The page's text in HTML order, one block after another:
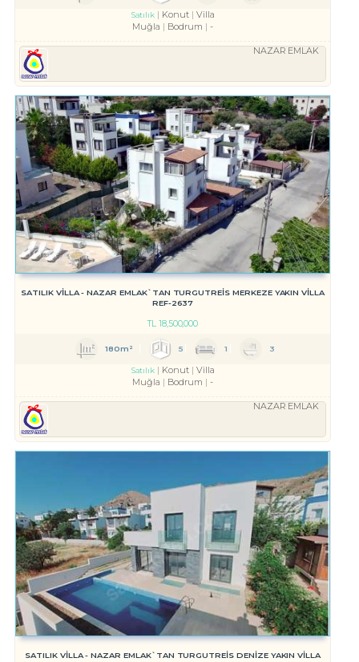
Satılık Konut
Villa
Muğla
Bodrum -
NAZAR EMLAK
SATILIK VİLLA - NAZAR EMLAK`TAN TURGUTREİS MERKEZE YAKIN VİLLA
REF-2637
TL18,500,000
180m² 5 1 3
Satılık Konut
Villa
Muğla
Bodrum -
NAZAR EMLAK
SATILIK VİLLA - NAZAR EMLAK`TAN TURGUTREİS DENİZE YAKIN VİLLA